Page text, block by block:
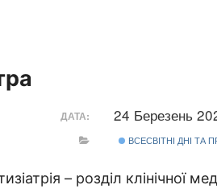
ДАТА: 24 Березень
ВСЕСВІТНІ ДНІ ТА
– розділ клінічної